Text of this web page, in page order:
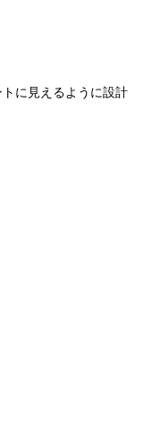
に見えるように設計